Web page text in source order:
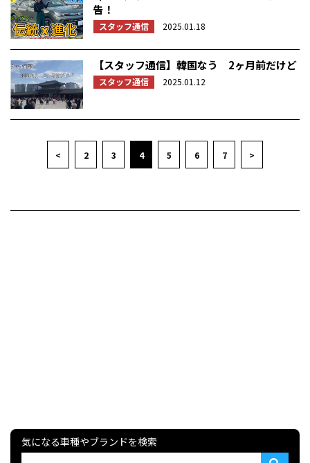
告！
スタッフ通信 2025.01.18
【スタッフ通信】韓国なう 2ヶ月前だけど
スタッフ通信 2025.01.12
< 2 3 4 5 6 7 >
気になる車種やブランドを検索